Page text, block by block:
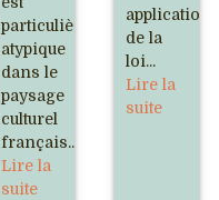
particulièrement
atypique
dans le
paysage
culturel
français...
Lire la
suite
application
de la
loi...
Lire la
suite